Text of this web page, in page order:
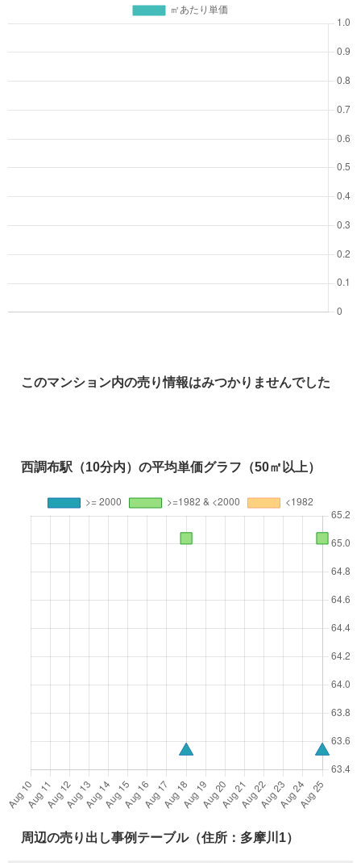
このマンション内の売り情報はみつかりませんでした
西調布駅（10分内）の平均単価グラフ（50㎡以上）
周辺の売り出し事例テーブル（住所：多摩川1）